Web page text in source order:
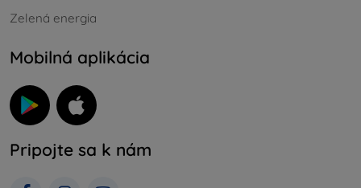
Zelená energia
Mobilná aplikácia
Pripojte sa k nám